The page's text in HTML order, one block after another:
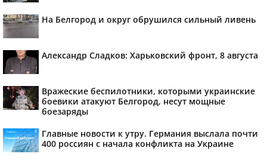
На Белгород и округ обрушился сильный ливень
Александр Сладков: Харьковский фронт, 8 августа
Вражеские беспилотники, которыми украинские
боевики атакуют Белгород, несут мощные
боезаряды
Главные новости к утру. Германия выслала почти
400 россиян с начала конфликта на Украине